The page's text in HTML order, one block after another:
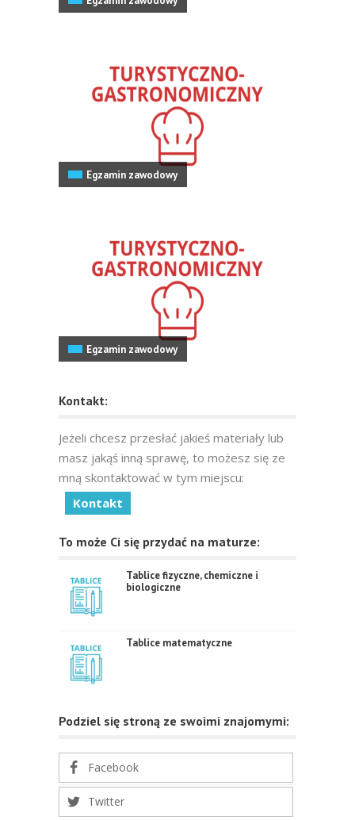
Egzamin zawodowy
Egzamin zawodowy
Kontakt:
Jeżeli chcesz przesłać jakieś materiały lub
masz jakąś inną sprawę, to możesz się ze
mną skontaktować w tym miejscu:
Kontakt
To może Ci się przydać na maturze:
Tablice fizyczne, chemiczne i
biologiczne
Tablice matematyczne
Podziel się stroną ze swoimi znajomymi:
Facebook
Twitter